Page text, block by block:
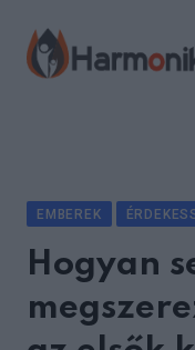
content
EMBEREK
Hogyan